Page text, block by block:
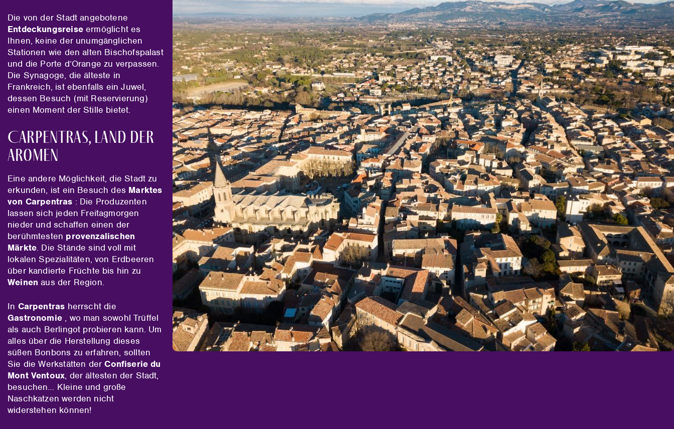
Die von der Stadt angebotene
Entdeckungsreiseermöglicht es
Ihnen, keine der unumgänglichen
Stationen wie den alten Bischofspalast
und die Porte d’Orange zu verpassen.
Die Synagoge, die älteste in
Frankreich, ist ebenfalls ein Juwel,
dessen Besuch (mit Reservierung)
einen Moment der Stille bietet.
Carpentras, Land der
Aromen
Eine andere Möglichkeit, die Stadt zu
erkunden, ist ein Besuch des Marktes
von Carpentras : Die Produzenten
lassen sich jeden Freitagmorgen
nieder und schaffen einen der
berühmtesten provenzalischen
Märkte. Die Stände sind voll mit
lokalen Spezialitäten, von Erdbeeren
über kandierte Früchte bis hin zu
Weinen aus der Region.
In Carpentras herrscht die
Gastronomie , wo man sowohl Trüffel
als auch Berlingot probieren kann. Um
alles über die Herstellung dieses
süßen Bonbons zu erfahren, sollten
Sie die Werkstätten derConfiserie du
Mont Ventoux, der ältesten der Stadt,
besuchen… Kleine und große
Naschkatzen werden nicht
widerstehen können!